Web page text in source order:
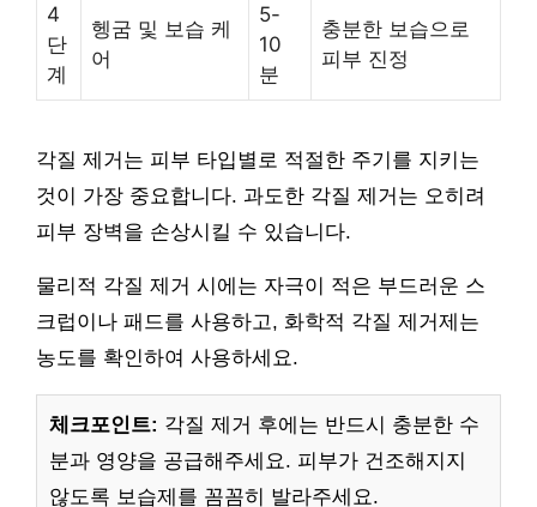
4
단
계
헹굼 및 보습 케
어
5-
10
분
충분한 보습으로
피부 진정
각질 제거는 피부 타입별로 적절한 주기를 지키는
것이 가장 중요합니다. 과도한 각질 제거는 오히려
피부 장벽을 손상시킬 수 있습니다.
물리적 각질 제거 시에는 자극이 적은 부드러운 스
크럽이나 패드를 사용하고, 화학적 각질 제거제는
농도를 확인하여 사용하세요.
체크포인트: 각질 제거 후에는 반드시 충분한 수
분과 영양을 공급해주세요. 피부가 건조해지지
않도록 보습제를 꼼꼼히 발라주세요.